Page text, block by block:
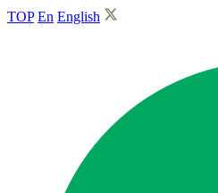
TOP En English